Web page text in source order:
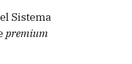
Sistema
premium